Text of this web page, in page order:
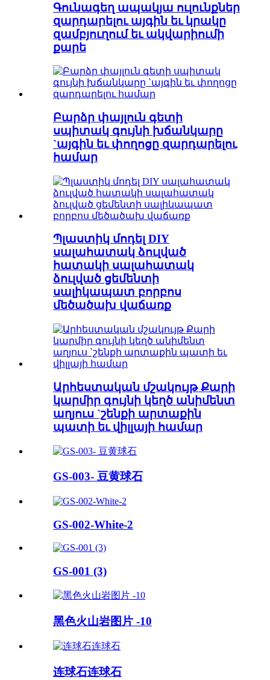
Գունագեղ ապակյա ուլունքներ
զարդարելու այգին եւ կրակը
զամբյուղում եւ ակվարիումի
քարե
Բարձր փայլուն գետի
սպիտակ գույնի խճանկարը
`այգին եւ փողոցը զարդարելու
համար
Պլաստիկ մոդել DIY
սալահատակ ձուլված
հատակի սալահատակ
ձուլված ցեմենտի
սալիկապատ բորբոս
մեծածախ վաճառք
Արհեստական ​​մշակույթ Քարի
կարմիր գույնի կեղծ անիմենտ
աղյուս `շենքի արտաքին
պատի եւ վիլլայի համար
GS-003- 豆黄球石
GS-002-White-2
GS-001 (3)
黑色火山岩图片 -10
连球石连球石